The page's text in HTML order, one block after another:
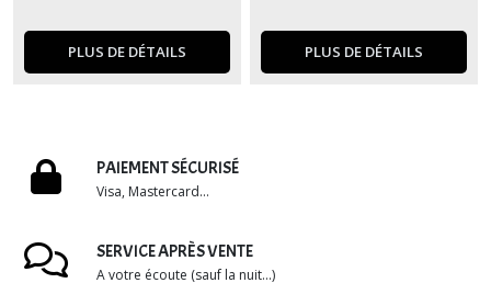
PLUS DE DÉTAILS PLUS DE DÉTAILS
PAIEMENT SÉCURISÉ
Visa, Mastercard...
SERVICE APRÈS VENTE
A votre écoute (sauf la nuit...)